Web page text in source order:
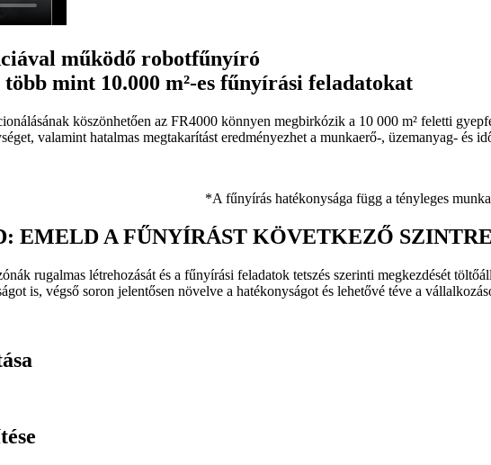
működő robotfűnyíró
mint 10.000 m²-es fűnyírási feladatokat
köszönhetően az FR4000 könnyen megbirkózik a 10 000 m² feletti
valamint hatalmas megtakarítást eredményezhet a munkaerő-, üzemanyag- és
*A fűnyírás hatékonysága függ a tényleges
EMELD A FŰNYÍRÁST KÖVETKEZŐ SZINTRE
rugalmas létrehozását és a fűnyírási feladatok tetszés szerinti megkezdését
is, végső soron jelentősen növelve a hatékonyságot és lehetővé téve a